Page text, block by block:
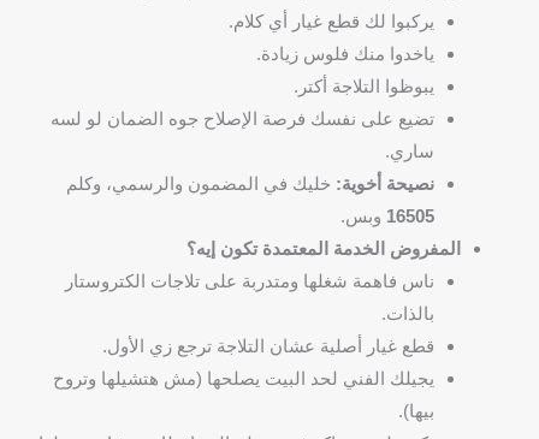
يركبوا لك قطع غيار أي كلام.
ياخدوا منك فلوس زيادة.
يبوظوا التلاجة أكتر.
تضيع على نفسك فرصة الإصلاح جوه الضمان لو لسه
ساري.
نصيحة أخوية: خليك في المضمون والرسمي، وكلم
16505 وبس.
المفروض الخدمة المعتمدة تكون إيه؟
ناس فاهمة شغلها ومتدربة على تلاجات الكتروستار
بالذات.
قطع غيار أصلية عشان التلاجة ترجع زي الأول.
يجيلك الفني لحد البيت يصلحها (مش هتشيلها وتروح
بيها).